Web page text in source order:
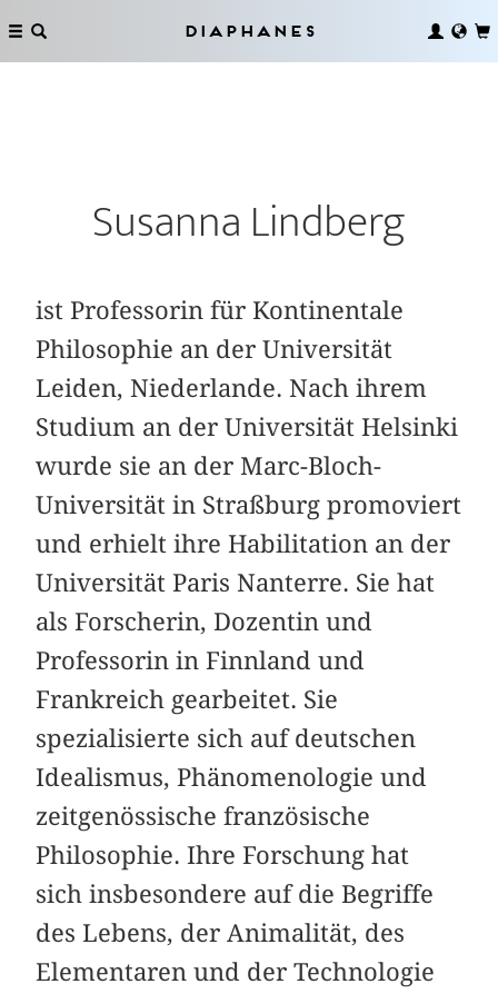
Diaphanes
Susanna Lindberg
ist Professorin für Kontinentale
Philosophie an der Universität
Leiden, Niederlande. Nach ihrem
Studium an der Universität Helsinki
wurde sie an der Marc-Bloch-
Universität in Straßburg promoviert
und erhielt ihre Habilitation an der
Universität Paris Nanterre. Sie hat
als Forscherin, Dozentin und
Professorin in Finnland und
Frankreich gearbeitet. Sie
spezialisierte sich auf deutschen
Idealismus, Phänomenologie und
zeitgenössische französische
Philosophie. Ihre Forschung hat
sich insbesondere auf die Begriffe
des Lebens, der Animalität, des
Elementaren und der Technologie